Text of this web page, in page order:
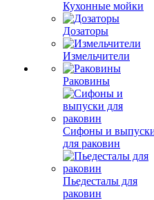
Кухонные мойки
Дозаторы
Измельчители
Раковины
Сифоны и
для раковин
Пьедесталы для
раковин